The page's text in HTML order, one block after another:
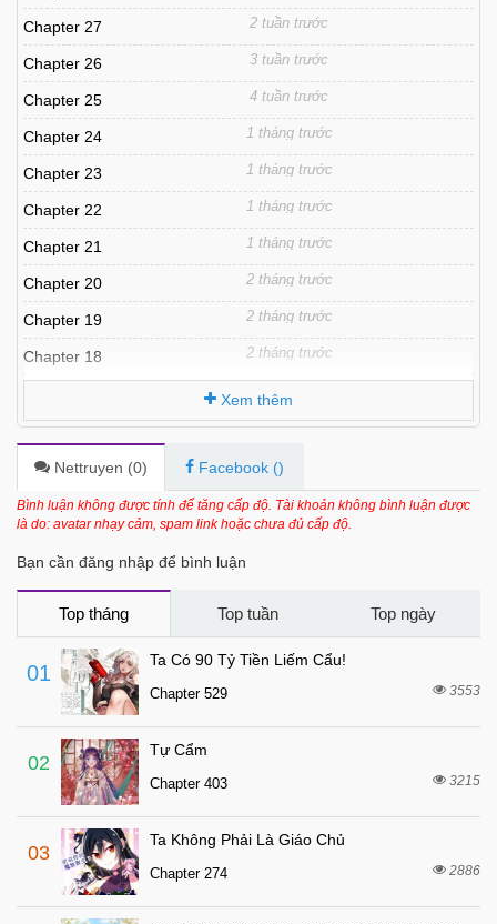
Chapter 27 2 tuần trước
Chapter 26 3 tuần trước
Chapter 25 4 tuần trước
Chapter 24 1 tháng trước
Chapter 23 1 tháng trước
Chapter 22 1 tháng trước
Chapter 21 1 tháng trước
Chapter 20 2 tháng trước
Chapter 19 2 tháng trước
Chapter 18 2 tháng trước
Chapter 16 2 tháng trước
Chapter 15 3 tháng trước
Chapter 14 3 tháng trước
3 tháng trước
Chapter 11 3 tháng trước
Chapter 10
Chapter 9
Chapter 8
Chapter 7
Chapter 6
Chapter 5
Chapter 4
Chapter 3 3 tháng trước
Xem thêm
Nettruyen (0) Facebook ()
Bình luận không được tính để tăng cấp độ. Tài khoản không bình luận được
là do: avatar nhạy cảm, spam link hoặc chưa đủ cấp độ.
Bạn cần đăng nhập để bình luận
Top tháng Top tuần Top ngày
01
Ta Có 90 Tỷ Tiền Liếm Cẩu!
Chapter 529 3553
02
Tự Cẩm
Chapter 403 3215
03
Ta Không Phải Là Giáo Chủ
Chapter 274 2886